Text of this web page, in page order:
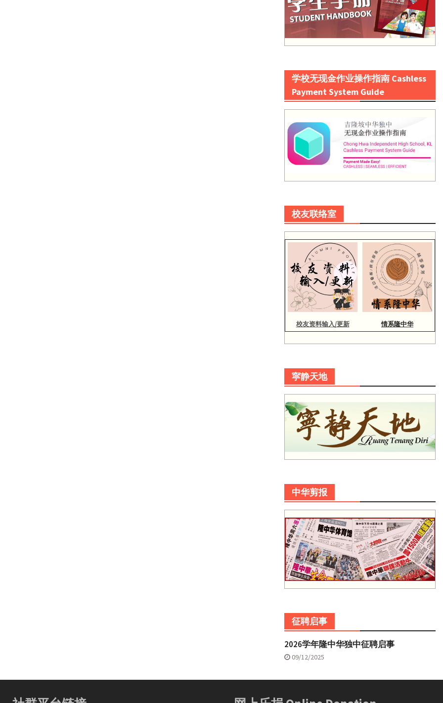
学校无现金作业操作指南 Cashless
Payment System Guide
校友联络室
校友资料输入/更新 情系隆中华
寜静天地
中华剪报
征聘启事
2026学年隆中华独中征聘启事
09/12/2025